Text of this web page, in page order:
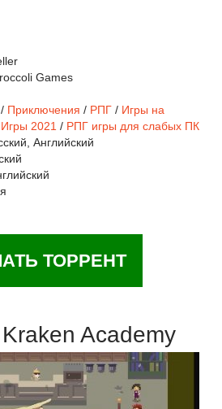
Games
/ Приключения / РПГ / Игры на
Игры 2021 / РПГ игры для слабых ПК
Английский
ТОРРЕНТ
Academy